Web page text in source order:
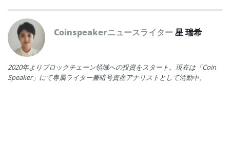
Coinspeakerニュースライター星 瑞希
2020年よりブロックチェーン領域への投資をスタート。現在は「Coin
Speaker」にて専属ライター兼暗号資産アナリストとして活動中。